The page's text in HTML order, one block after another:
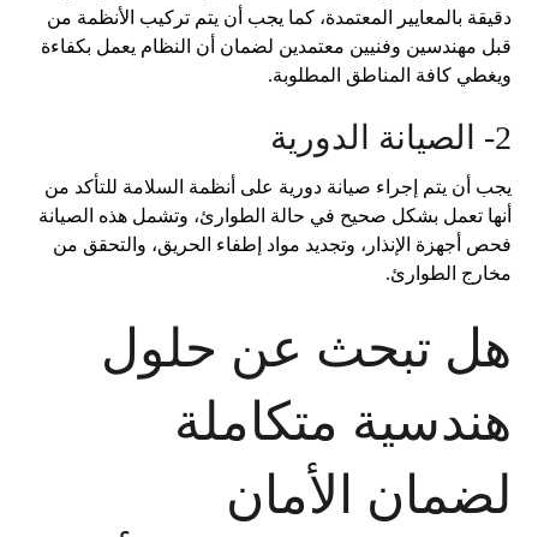
دقيقة بالمعايير المعتمدة، كما يجب أن يتم تركيب الأنظمة من
قبل مهندسين وفنيين معتمدين لضمان أن النظام يعمل بكفاءة
ويغطي كافة المناطق المطلوبة.
2- الصيانة الدورية
يجب أن يتم إجراء صيانة دورية على أنظمة السلامة للتأكد من
أنها تعمل بشكل صحيح في حالة الطوارئ، وتشمل هذه الصيانة
فحص أجهزة الإنذار، وتجديد مواد إطفاء الحريق، والتحقق من
مخارج الطوارئ.
هل تبحث عن حلول
هندسية متكاملة
لضمان الأمان